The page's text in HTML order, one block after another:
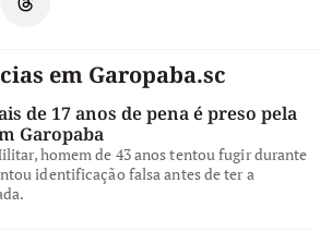
em Garopaba.sc
de 17 anos de pena é preso pela
Garopaba
homem de 43 anos tentou fugir durante
identificação falsa antes de ter a